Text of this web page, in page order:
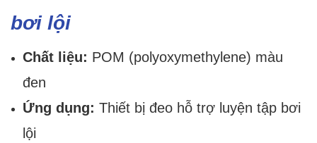
bơi lội
Chất liệu: POM (polyoxymethylene) màu
đen
Ứng dụng: Thiết bị đeo hỗ trợ luyện tập bơi
lội